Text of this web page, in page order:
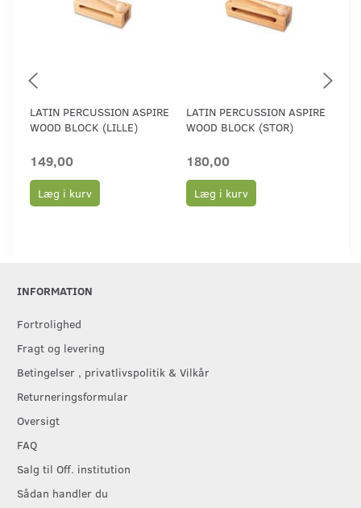
LATIN PERCUSSION ASPIRE
WOOD BLOCK (LILLE)
149,00
Læg i kurv
LATIN PERCUSSION ASPIRE
WOOD BLOCK (STOR)
180,00
Læg i kurv
INFORMATION
Fortrolighed
Fragt og levering
Betingelser , privatlivspolitik & Vilkår
Returneringsformular
Oversigt
FAQ
Salg til Off. institution
Sådan handler du